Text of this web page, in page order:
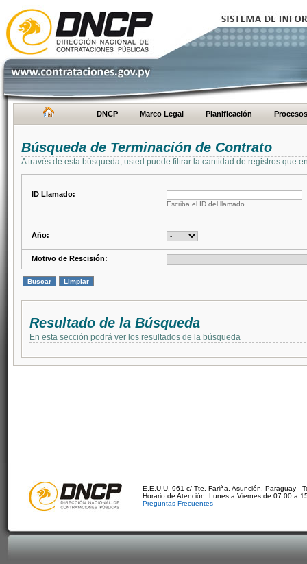
DNCP Marco Legal Planificación Procesos
Búsqueda de Terminación de Contrato
A través de esta búsqueda, usted puede filtrar la cantidad de registros que
ID Llamado:
Escriba el ID del llamado
Año:
Motivo de Rescisión:
Resultado de la Búsqueda
En esta sección podrá ver los resultados de la búsqueda
E.E.U.U. 961 c/ Tte. Fariña. Asunción, Paraguay -
Horario de Atención: Lunes a Viernes de 07:00 a
Preguntas Frecuentes